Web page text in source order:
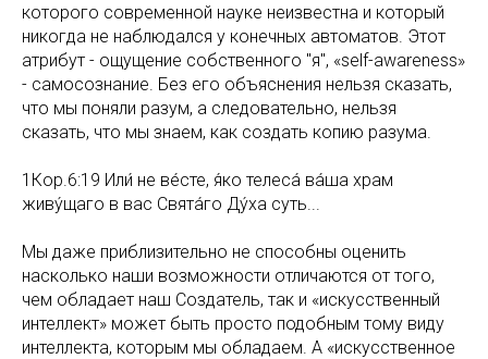
которого современной науке неизвестна и который
никогда не наблюдался у конечных автоматов. Этот
атрибут - ощущение собственного "я", «self-awareness»
- самосознание. Без его объяснения нельзя сказать,
что мы поняли разум, а следовательно, нельзя
сказать, что мы знаем, как создать копию разума.
1Кор.6:19 Или́ не ве́сте, я́ко телеса́ ва́ша храм
живу́щаго в вас Свята́го Ду́ха суть...
Мы даже приблизительно не способны оценить
насколько наши возможности отличаются от того,
чем обладает наш Создатель, так и «искусственный
интеллект» может быть просто подобным тому виду
интеллекта, которым мы обладаем. А «искусственное